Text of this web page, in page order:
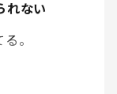
け時間の進
れない
。
。